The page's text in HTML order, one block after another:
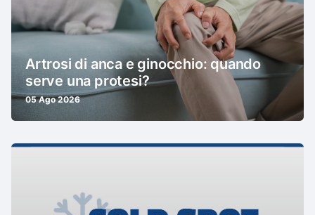
Artrosi di anca e ginocchio: quando
serve una protesi?
05 Ago 2026